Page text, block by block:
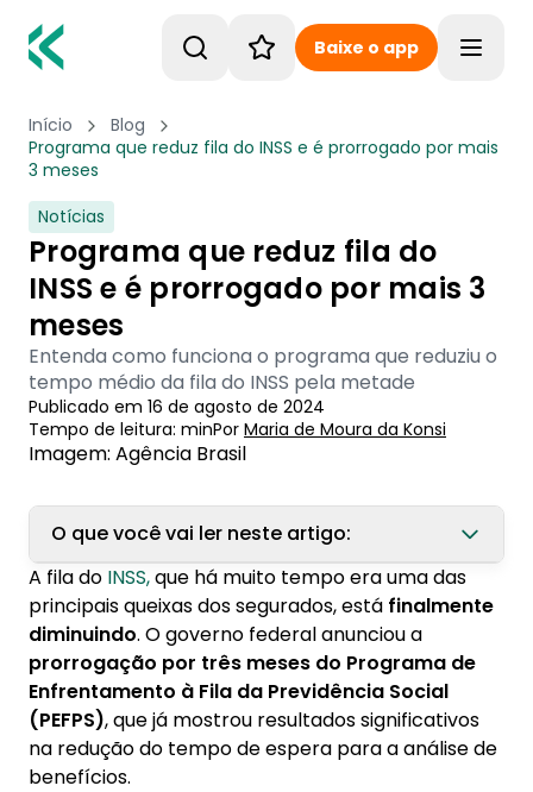
Baixe o app
Início
Blog
Programa que reduz fila do INSS e é prorrogado por mais
3 meses
Notícias
Programa que reduz fila do
INSS e é prorrogado por mais 3
meses
Entenda como funciona o programa que reduziu o
tempo médio da fila do INSS pela metade
Publicado em 16 de agosto de 2024
Tempo de leitura: minPor Maria de Moura da Konsi
Imagem: Agência Brasil
O que você vai ler neste artigo:
1. Como funciona o programa que reduziu fila
do INSS?
2. Resultados do Programa na redução da fila
do INSS
3. Por que o programa foi prorrogado?
A fila do INSS,que há muito tempo era uma das
principais queixas dos segurados, está finalmente
diminuindo. O governo federal anunciou a
prorrogação por três meses do Programa de
Enfrentamento à Fila da Previdência Social
(PEFPS), que já mostrou resultados significativos
na redução do tempo de espera para a análise de
benefícios.